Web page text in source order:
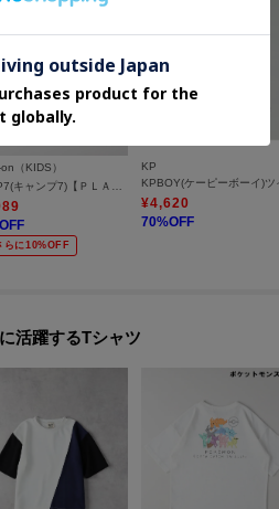
（KIDS）
CAMP7(キャンプ7)【ＰＬＡＹ ＰＲＯＯＦ】ベンチレーションオープンシャツ
らに10%OFF
KP
¥4,620
70%OFF
活躍するTシャツ